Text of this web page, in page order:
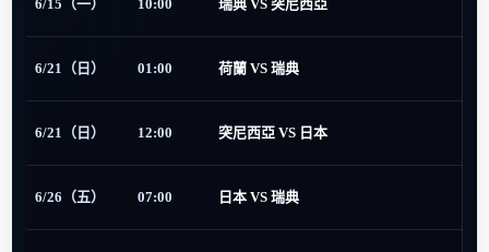
6/15（一） 10:00 瑞典 VS 突尼西亞
6/21（日） 01:00 荷蘭 VS 瑞典
6/21（日） 12:00 突尼西亞 VS 日本
6/26（五） 07:00 日本 VS 瑞典